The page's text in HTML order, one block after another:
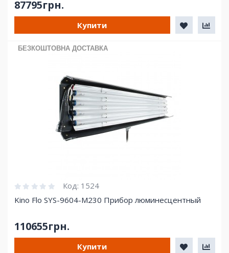
87795грн.
Купити
БЕЗКОШТОВНА ДОСТАВКА
Код: 1524
Kino Flo SYS-9604-M230 Прибор люминесцентный
110655грн.
Купити